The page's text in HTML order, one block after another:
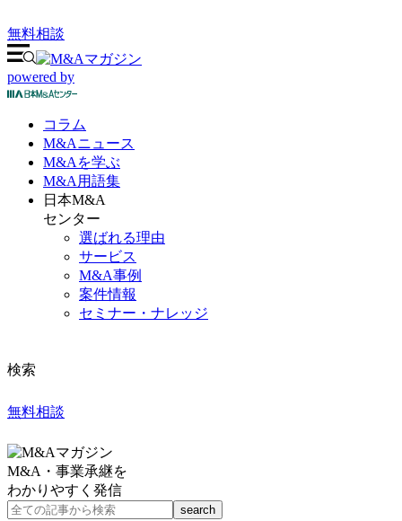
無料相談
powered by
コラム
M&Aニュース
M&Aを学ぶ
M&A 用語集
日本M&A
センター
選ばれる理由
サービス
M&A事例
案件情報
セミナー・ナレッジ
検索
無料相談
M&A・事業承継を
わかりやすく発信